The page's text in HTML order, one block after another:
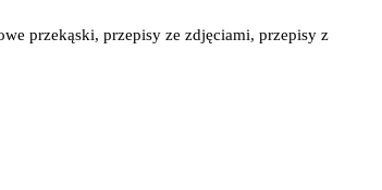
przekąski, przepisy ze zdjęciami, przepisy z